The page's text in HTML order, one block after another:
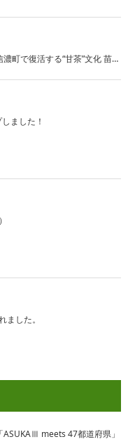
町で復活する“甘茶”文化 苗…
ました！
ました。
meets 47都道府県」